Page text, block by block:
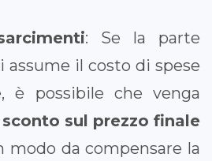
: Se la parte
assume il costo di spese
è possibile che venga
sconto sul prezzo finale
modo da compensare la